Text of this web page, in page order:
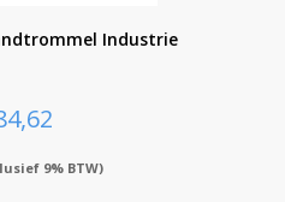
Industrie
9% BTW)